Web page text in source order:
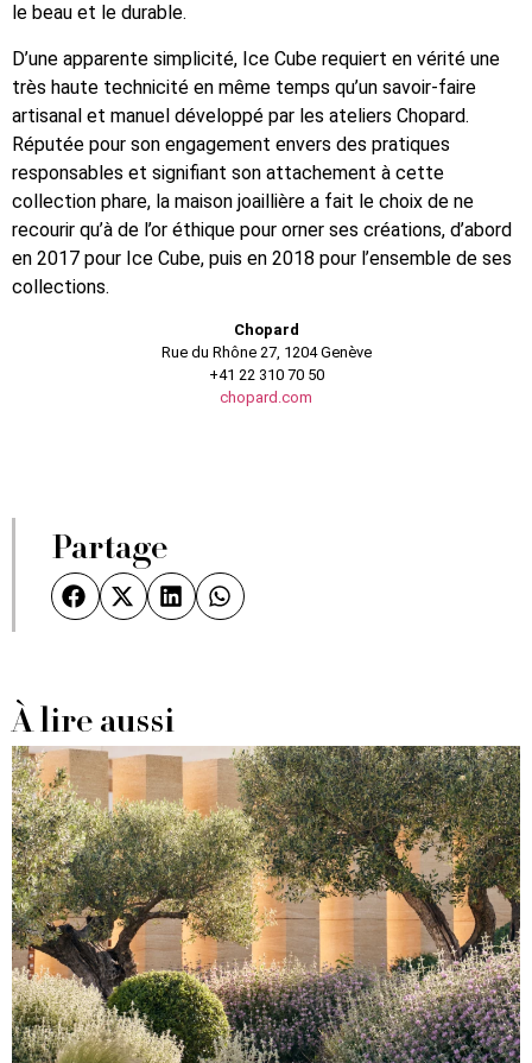
le beau et le durable.
D’une apparente simplicité, Ice Cube requiert en vérité une
très haute technicité en même temps qu’un savoir-faire
artisanal et manuel développé par les ateliers Chopard.
Réputée pour son engagement envers des pratiques
responsables et signifiant son attachement à cette
collection phare, la maison joaillière a fait le choix de ne
recourir qu’à de l’or éthique pour orner ses créations, d’abord
en 2017 pour Ice Cube, puis en 2018 pour l’ensemble de ses
collections.
Chopard
Rue du Rhône 27, 1204 Genève
+41 22 310 70 50
chopard.com
Partage
À lire aussi